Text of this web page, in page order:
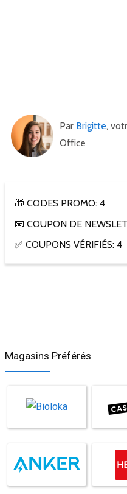
Par Brigitte,
Office
🎁 CODES PROMO: 4
📧 COUPON DE
✅ COUPONS VÉRIFIÉS: 4
Magasins Préférés